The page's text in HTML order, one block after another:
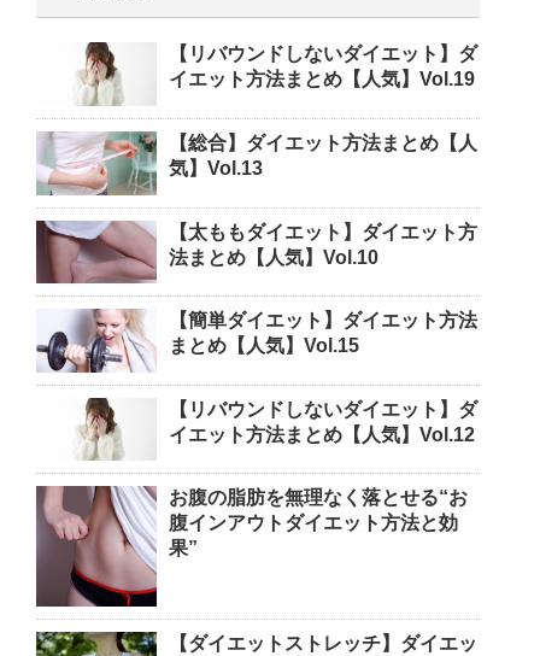
【リバウンドしないダイエット】ダ
イエット方法まとめ【人気】Vol.19
【総合】ダイエット方法まとめ【人
気】Vol.13
【太ももダイエット】ダイエット方
法まとめ【人気】Vol.10
【簡単ダイエット】ダイエット方法
まとめ【人気】Vol.15
【リバウンドしないダイエット】ダ
イエット方法まとめ【人気】Vol.12
お腹の脂肪を無理なく落とせる“お
腹インアウトダイエット方法と効
果”
【ダイエットストレッチ】ダイエッ